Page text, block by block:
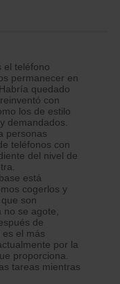
el teléfono
permanecer en
quedado
con
los de estilo
demandados.
personas
teléfonos con
del nivel de
está
cogerlos y
son
se agote,
de
el más
por la
proporciona.
tareas mientras